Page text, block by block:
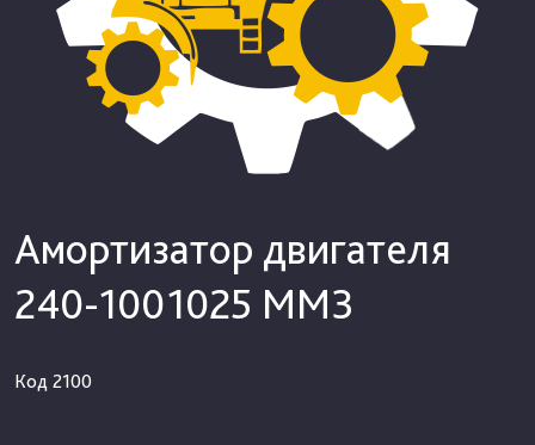
Амортизатор двигателя
240-1001025 ММЗ
Код 2100